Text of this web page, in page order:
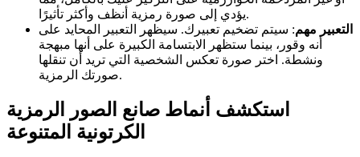
يؤدي إلى صورة رمزية أنظف وأكثر تأثيرًا.
التعبير مهم: سيتم تضخيم تعبيرك. سيظهر التعبير المحايد على
أنه وقور، بينما ستظهر الابتسامة الكبيرة على أنها مبهجة
ونشطة. اختر صورة تعكس الشخصية التي تريد أن تنقلها
صورتك الرمزية.
استكشف أنماط صانع الصور الرمزية
الكرتونية المتنوعة